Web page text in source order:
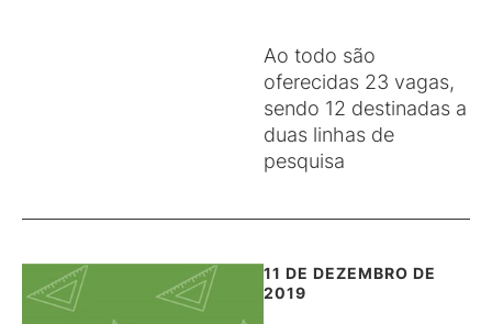
Ao todo são
oferecidas 23 vagas,
sendo 12 destinadas a
duas linhas de
pesquisa
11 DE DEZEMBRO DE
2019